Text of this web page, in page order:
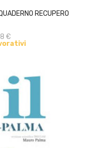
RECUPERO
€